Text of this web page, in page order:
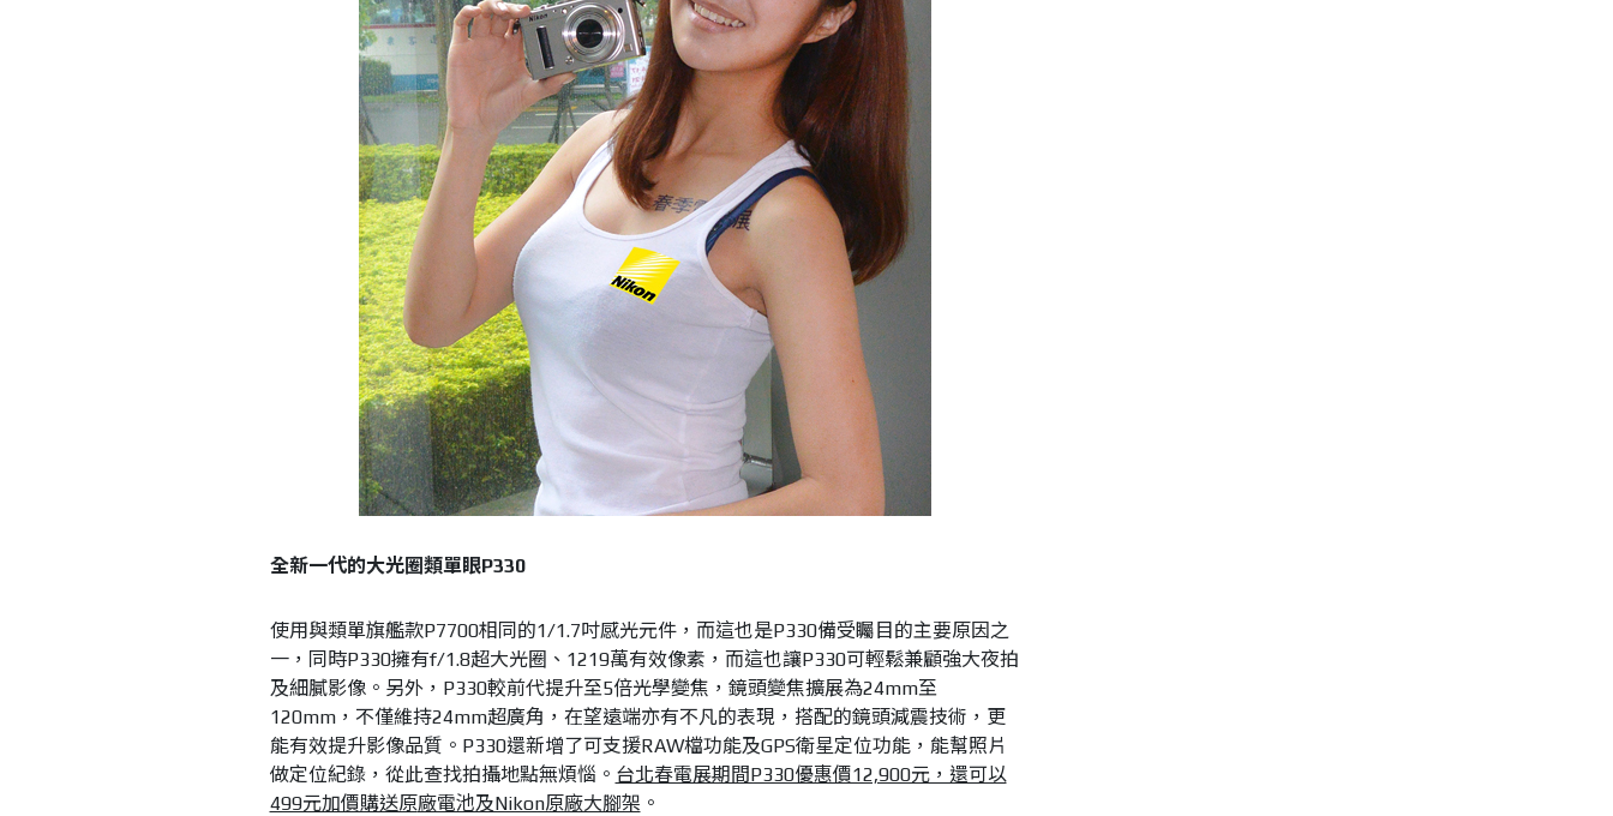
全新一代的大光圈類單眼P330
使用與類單旗艦款P7700相同的1/1.7吋感光元件，而這也是P330備受矚目的主要原因之
一，同時P330擁有f/1.8超大光圈、1219萬有效像素，而這也讓P330可輕鬆兼顧強大夜拍
及細膩影像。另外，P330較前代提升至5倍光學變焦，鏡頭變焦擴展為24mm至
120mm，不僅維持24mm超廣角，在望遠端亦有不凡的表現，搭配的鏡頭減震技術，更
能有效提升影像品質。P330還新增了可支援RAW檔功能及GPS衛星定位功能，能幫照片
做定位紀錄，從此查找拍攝地點無煩惱。 台北春電展期間P330優惠價12,900元，還可以
499元加價購送原廠電池及Nikon原廠大腳架 。